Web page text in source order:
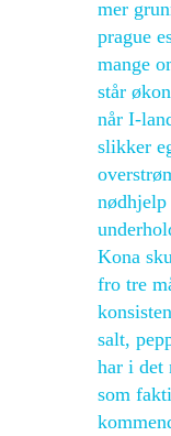
mer
prague
mange
står
når I-
slikker
nødhjelp
Kona
fro tre
salt,
har i det
som